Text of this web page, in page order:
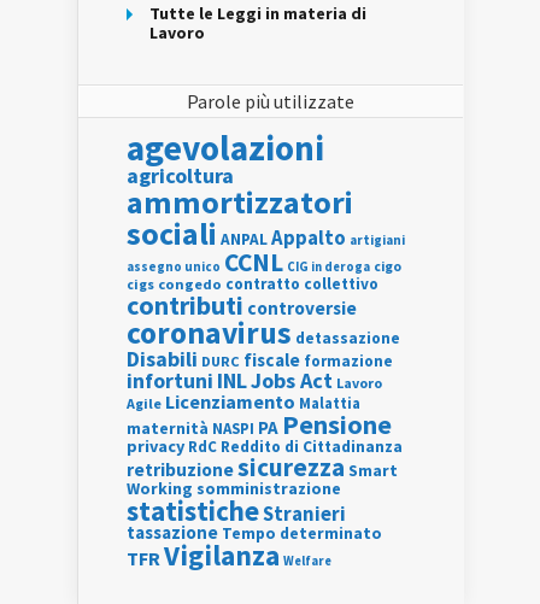
Tutte le Leggi in materia di
Lavoro
Parole più utilizzate
agevolazioni
agricoltura
ammortizzatori
sociali ANPALAppalto artigiani
assegno unico CCNL CIG in deroga cigo
cigs congedo contratto collettivo
contributi controversie
coronavirus detassazione
Disabili DURC fiscale formazione
infortuni INLJobs Act Lavoro
Agile Licenziamento Malattia
maternità NASPI PA Pensione
privacy RdC Reddito di Cittadinanza
retribuzionesicurezza Smart
Working somministrazione
statisticheStranieri
tassazione Tempo determinato
TFR Vigilanza Welfare